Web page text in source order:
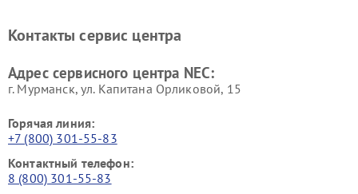
Контакты сервис центра
Адрес сервисного центра NEC:
г. Мурманск, ул. Капитана Орликовой, 15
Горячая линия:
+7 (800) 301-55-83
Контактный телефон:
8 (800) 301-55-83